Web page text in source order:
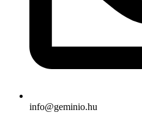
info@geminio.hu